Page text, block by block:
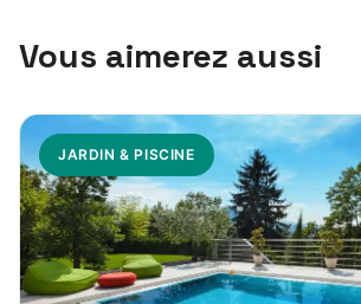
Vous aimerez aussi
JARDIN & PISCINE